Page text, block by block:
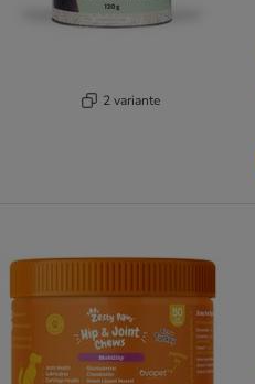
2 variante